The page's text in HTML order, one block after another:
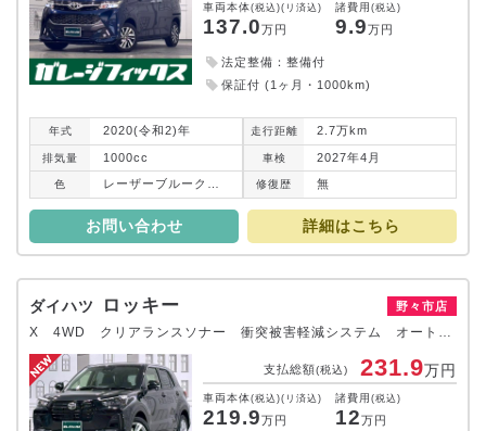
車両本体(税込)(リ済込)
137.0万円
諸費用(税込)
9.9万円
法定整備：整備付
保証付 (1ヶ月・1000km)
年式 2020(令和2)年 走行距離 2.7万km
排気量 1000cc 車検 2027年4月
色 修復 歴 無
お問い合わせ 詳細はこちら
ダイハツ ロッキー 野々市店
X 4WD クリアランスソナー 衝突被害軽減システム オートライト LEDヘッドランプ アルミホイール スマートキー アイドリングストップ 電動格納ミラー シートヒーター CVT 盗難防止システム
支払総額(税込) 231.9万円
車両本体(税込)(リ済込)
219.9万円
諸費用(税込)
12万円